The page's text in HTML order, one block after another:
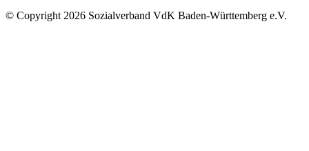
© Copyright 2026 Sozialverband VdK Baden-Württemberg e.V.